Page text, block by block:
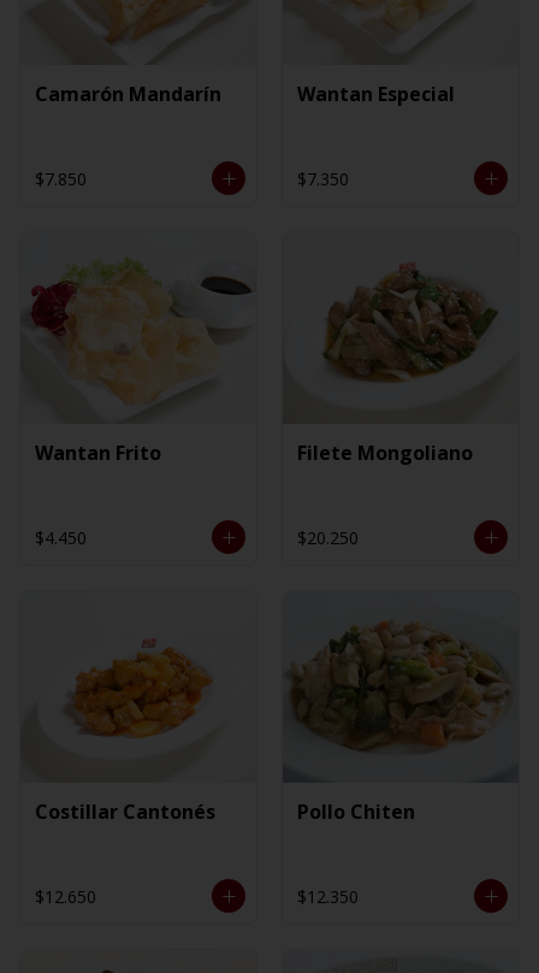
Camarón Mandarín
$7.850
Wantan Especial
$7.350
Wantan Frito
$4.450
Filete Mongoliano
$20.250
Costillar Cantonés
$12.650
Pollo Chiten
$12.350